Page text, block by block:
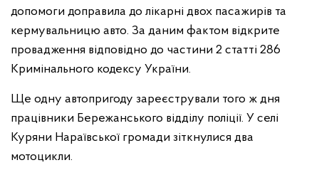
допомоги доправила до лікарні двох пасажирів та
кермувальницю авто. За даним фактом відкрите
провадження відповідно до частини 2 статті 286
Кримінального кодексу України.
Ще одну автопригоду зареєстрували того ж дня
працівники Бережанського відділу поліції. У селі
Куряни Нараївської громади зіткнулися два
мотоцикли.